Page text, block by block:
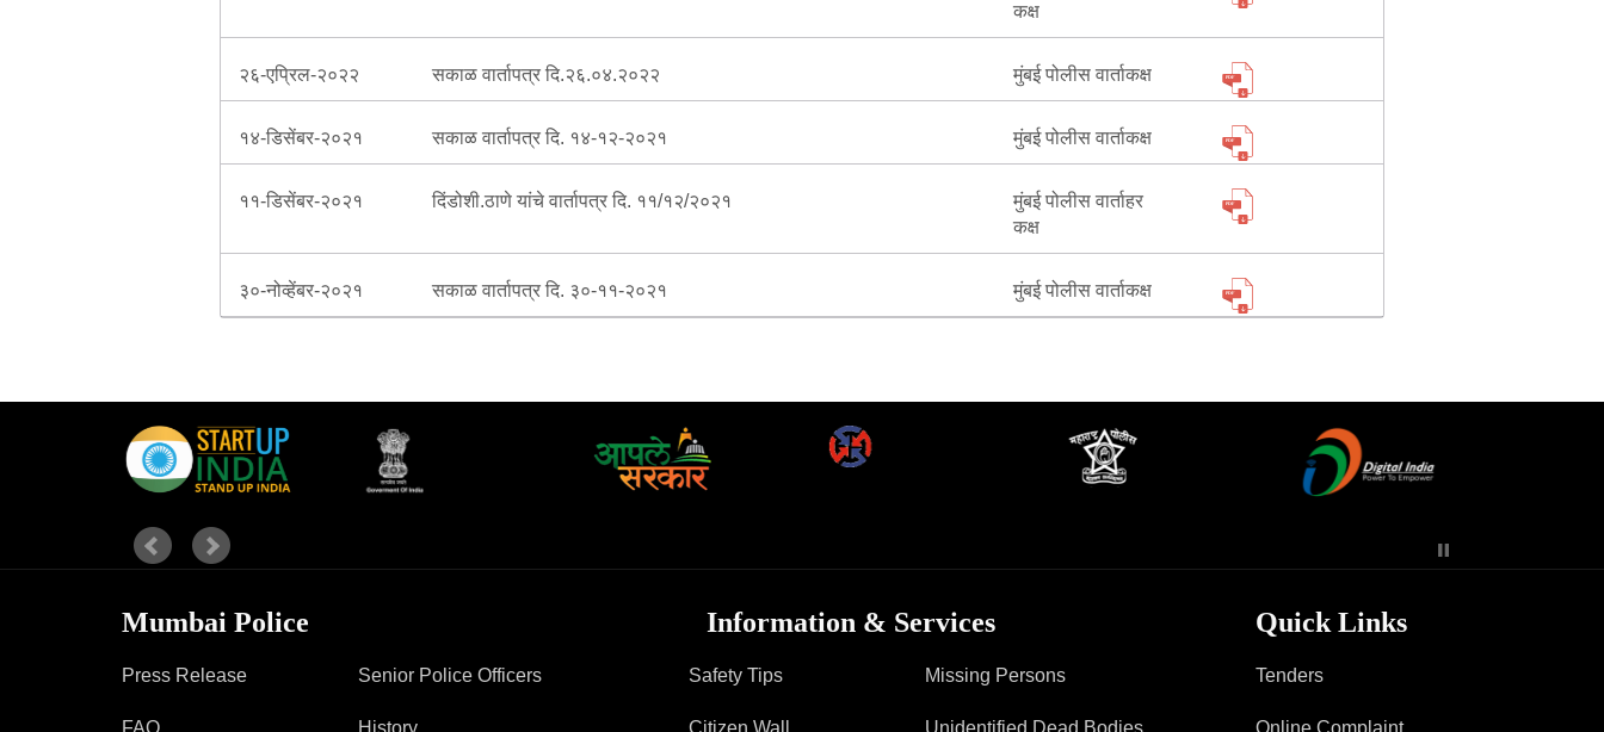
कक्ष
२६-एप्रिल-२०२२ सकाळ वार्तापत्र दि.२६.०४.२०२२ मुंबई पोलीस वार्ताकक्ष
१४-डिसेंबर-२०२१ सकाळ वार्तापत्र दि. १४-१२-२०२१ मुंबई पोलीस वार्ताकक्ष
११-डिसेंबर-२०२१ दिंडोशी.ठाणे यांचे वार्तापत्र दि. ११/१२/२०२१
मुंबई पोलीस वार्ताहर
कक्ष
३०-नोव्हेंबर-२०२१ सकाळ वार्तापत्र दि. ३०-११-२०२१ मुंबई पोलीस वार्ताकक्ष
Mumbai Police
Press Release
FAQ
Senior Police Officers
History
Information & Services
Safety Tips
Citizen Wall
Missing Persons
Unidentified Dead Bodies
Quick Links
Tenders
Online Complaint